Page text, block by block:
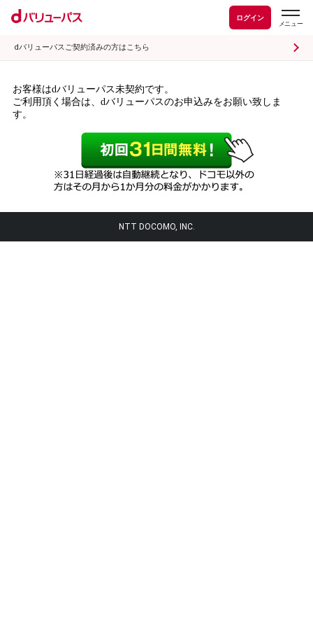
ログイン
dバリューパスご契約済みの方はこちら
お客様はdバリューパス未契約です。
ご利用頂く場合は、dバリューパスのお申込みをお願い致しま
す。
NTT DOCOMO, INC.